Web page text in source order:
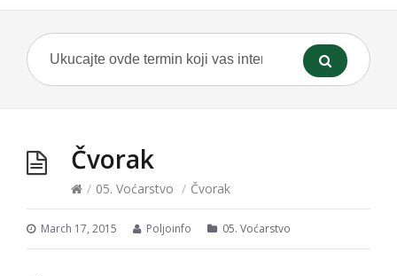
Čvorak
/ 05. Voćarstvo / Čvorak
March 17, 2015 Poljoinfo 05. Voćarstvo